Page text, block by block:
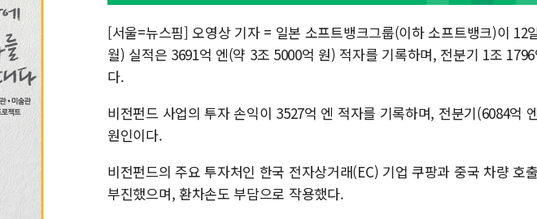
[서울=뉴스핌] 오영상 기자 = 일본 소프트뱅크그룹(이하 소프트뱅크)이 12
월) 실적은 3691억 엔(약 3조 5000억 원) 적자를 기록하며, 전분기 1조
다.
비전펀드 사업의 투자 손익이 3527억 엔 적자를 기록하며, 전분기(6084억
원인이다.
비전펀드의 주요 투자처인 한국 전자상거래(EC) 기업 쿠팡과 중국 차량 호
부진했으며, 환차손도 부담으로 작용했다.